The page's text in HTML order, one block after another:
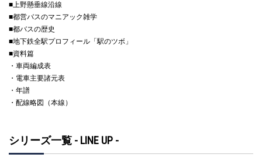
■上野懸垂線沿線
■都営バスのマニアック雑学
■都バスの歴史
■地下鉄全駅プロフィール「駅のツボ」
■資料篇
・車両編成表
・電車主要諸元表
・年譜
・配線略図（本線）
シリーズ一覧 - LINE UP -